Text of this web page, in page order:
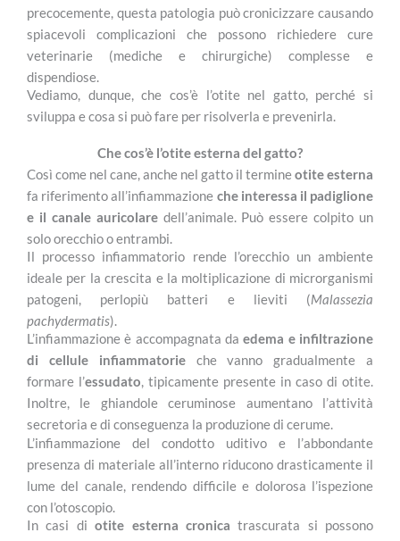
precocemente, questa patologia può cronicizzare causando
spiacevoli complicazioni che possono richiedere cure
veterinarie (mediche e chirurgiche) complesse e
dispendiose.
Vediamo, dunque, che cos’è l’otite nel gatto, perché si
sviluppa e cosa si può fare per risolverla e prevenirla.
Che cos’è l’otite esterna del gatto?
Così come nel cane, anche nel gatto il termineotite esterna
fa riferimento all’infiammazione che interessa il padiglione
e il canale auricolare dell’animale. Può essere colpito un
solo orecchio o entrambi.
Il processo infiammatorio rende l’orecchio un ambiente
ideale per la crescita e la moltiplicazione di microrganismi
patogeni, perlopiù batteri e lieviti (Malassezia
pachydermatis).
L’infiammazione è accompagnata da edema e infiltrazione
di cellule infiammatorie che vanno gradualmente a
formare l’essudato, tipicamente presente in caso di otite.
Inoltre, le ghiandole ceruminose aumentano l’attività
secretoria e di conseguenza la produzione di cerume.
L’infiammazione del condotto uditivo e l’abbondante
presenza di materiale all’interno riducono drasticamente il
lume del canale, rendendo difficile e dolorosa l’ispezione
con l’otoscopio.
In casi di otite esterna cronica trascurata si possono